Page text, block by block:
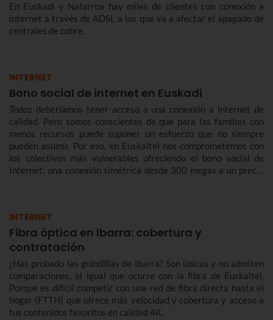
En Euskadi y Nafarroa hay miles de clientes con conexión a
internet a través de ADSL a los que va a afectar el apagado de
centrales de cobre.
INTERNET
Bono social de internet en Euskadi
Todos deberíamos tener acceso a una conexión a internet de
calidad. Pero somos conscientes de que para las familias con
menos recursos puede suponer un esfuerzo que no siempre
pueden asumir. Por eso, en Euskaltel nos comprometemos con
los colectivos más vulnerables ofreciendo el bono social de
Internet: una conexión simétrica desde 300 megas a un precio
INTERNET
Fibra óptica en Ibarra: cobertura y
contratación
¿Has probado las guindillas de Ibarra? Son únicas y no admiten
comparaciones, al igual que ocurre con la fibra de Euskaltel.
Porque es difícil competir con una red de fibra directa hasta el
hogar (FTTH) que ofrece más velocidad y cobertura y acceso a
tus contenidos favoritos en calidad 4K.